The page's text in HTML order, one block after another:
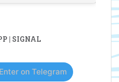
| SIGNAL
on Telegram